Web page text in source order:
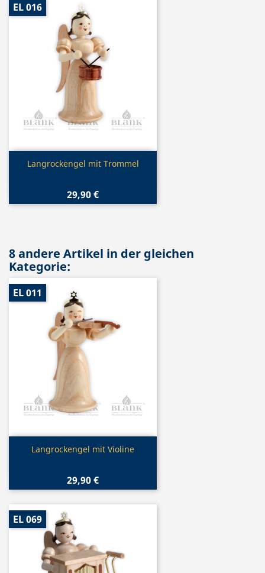
Vorschau
Langrockengel mit Trommel
29,90 €
EL 016
8 andere Artikel in der gleichen
Kategorie:
Vorschau
Langrockengel mit Violine
29,90 €
EL 011
EL 069